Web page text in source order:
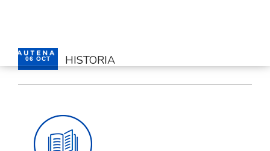
HOME
CONTACT
06 OCT HISTORIA